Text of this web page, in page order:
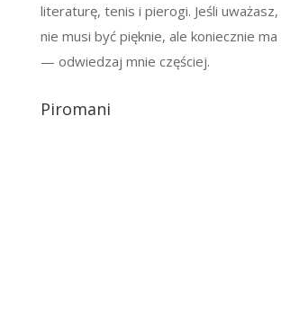
literaturę, tenis i pierogi. Jeśli uważasz,
nie musi być pięknie, ale koniecznie
— odwiedzaj mnie częściej.
Piromani